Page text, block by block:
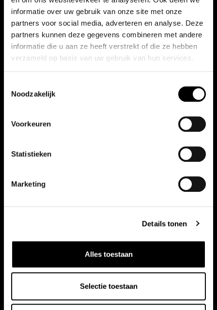
informatie over uw gebruik van onze site met onze
partners voor social media, adverteren en analyse. Deze
partners kunnen deze gegevens combineren met andere
informatie die u aan ze heeft verstrekt of die ze hebben
verzameld op basis van uw gebruik van hun services.
Noodzakelijk
Voorkeuren
Statistieken
Marketing
Details tonen
Alles toestaan
Selectie toestaan
Vergelijkbare auto's